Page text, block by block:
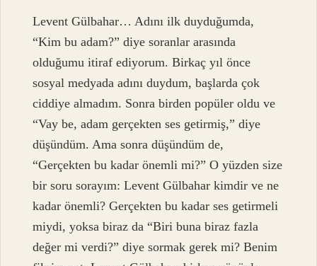
Levent Gülbahar… Adını ilk duyduğumda,
“Kim bu adam?” diye soranlar arasında
olduğumu itiraf ediyorum. Birkaç yıl önce
sosyal medyada adını duydum, başlarda çok
ciddiye almadım. Sonra birden popüler oldu ve
“Vay be, adam gerçekten ses getirmiş,” diye
düşündüm. Ama sonra düşündüm de,
“Gerçekten bu kadar önemli mi?” O yüzden size
bir soru sorayım: Levent Gülbahar kimdir ve ne
kadar önemli? Gerçekten bu kadar ses getirmeli
miydi, yoksa biraz da “Biri buna biraz fazla
değer mi verdi?” diye sormak gerek mi? Benim